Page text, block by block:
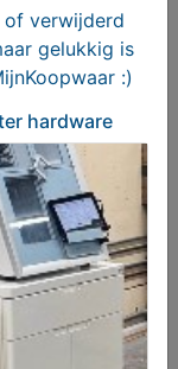
of verwijderd
gelukkig is
:)
hardware